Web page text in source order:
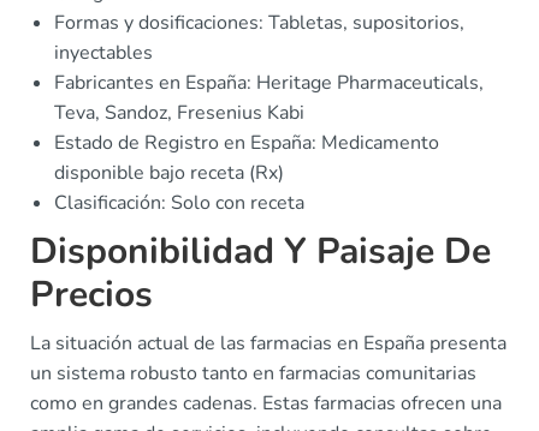
Formas y dosificaciones: Tabletas, supositorios,
inyectables
Fabricantes en España: Heritage Pharmaceuticals,
Teva, Sandoz, Fresenius Kabi
Estado de Registro en España: Medicamento
disponible bajo receta (Rx)
Clasificación: Solo con receta
Disponibilidad Y Paisaje De
Precios
La situación actual de las farmacias en España presenta
un sistema robusto tanto en farmacias comunitarias
como en grandes cadenas. Estas farmacias ofrecen una